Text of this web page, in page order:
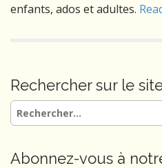
enfants, ados et adultes.
Rechercher sur le
Rechercher :
Abonnez-vous à